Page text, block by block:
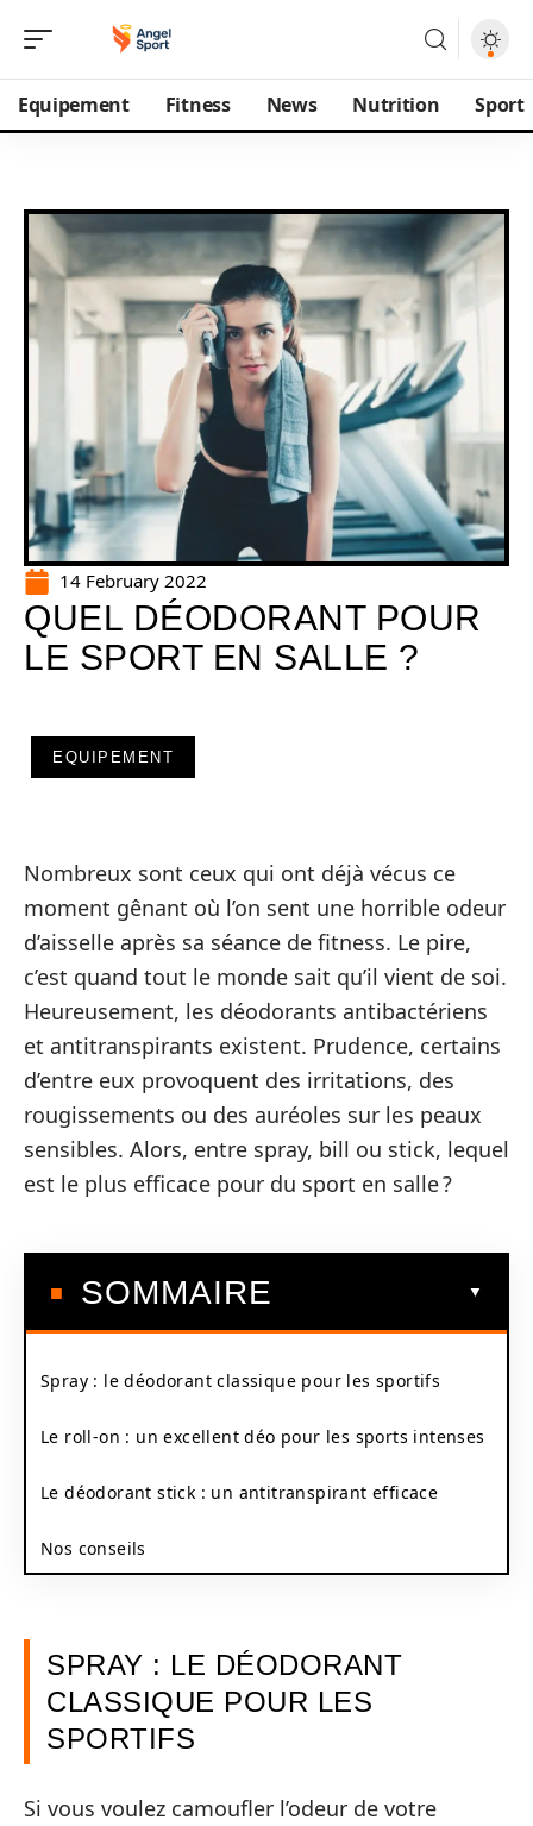
Equipement Fitness News Nutrition Sport
14 February 2022
QUEL DÉODORANT POUR
LE SPORT EN SALLE ?
EQUIPEMENT
Nombreux sont ceux qui ont déjà vécus ce
moment gênant où l’on sent une horrible odeur
d’aisselle après sa séance de fitness. Le pire,
c’est quand tout le monde sait qu’il vient de soi.
Heureusement, les déodorants antibactériens
et antitranspirants existent. Prudence, certains
d’entre eux provoquent des irritations, des
rougissements ou des auréoles sur les peaux
sensibles. Alors, entre spray, bill ou stick, lequel
est le plus efficace pour du sport en salle ?
SOMMAIRE
Spray : le déodorant classique pour les sportifs
Le roll-on : un excellent déo pour les sports intenses
Le déodorant stick : un antitranspirant efficace
Nos conseils
SPRAY : LE DÉODORANT
CLASSIQUE POUR LES
SPORTIFS
Si vous voulez camoufler l’odeur de votre